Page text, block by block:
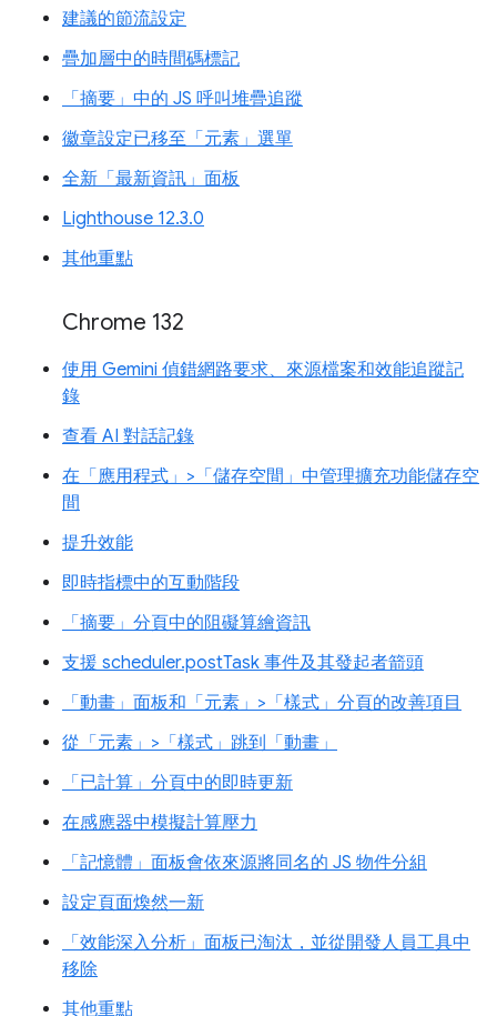
建議的節流設定
疊加層中的時間碼標記
「摘要」中的 JS 呼叫堆疊追蹤
徽章設定已移至「元素」選單
全新「最新資訊」面板
Lighthouse 12.3.0
其他重點
Chrome 132
使用 Gemini 偵錯網路要求、來源檔案和效能追蹤記
錄
查看 AI 對話記錄
在「應用程式」>「儲存空間」中管理擴充功能儲存空
間
提升效能
即時指標中的互動階段
「摘要」分頁中的阻礙算繪資訊
支援 scheduler.postTask 事件及其發起者箭頭
「動畫」面板和「元素」>「樣式」分頁的改善項目
從「元素」>「樣式」跳到「動畫」
「已計算」分頁中的即時更新
在感應器中模擬計算壓力
「記憶體」面板會依來源將同名的 JS 物件分組
設定頁面煥然一新
「效能深入分析」面板已淘汰，並從開發人員工具中
移除
其他重點